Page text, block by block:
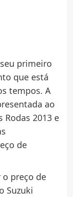
primeiro
que está
tempos. A
ao
2013 e
de
preço de
Suzuki